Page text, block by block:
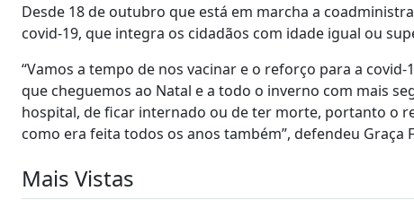
Desde 18 de outubro que está em marcha a
covid-19, que integra os cidadãos com idade igual ou
“Vamos a tempo de nos vacinar e o reforço para a
que cheguemos ao Natal e a todo o inverno com mais
hospital, de ficar internado ou de ter morte, portanto o
como era feita todos os anos também”, defendeu Graça
Mais Vistas